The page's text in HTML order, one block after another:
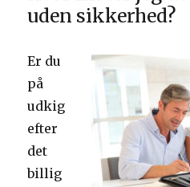
uden sikkerhed?
Er du
på
udkig
efter
det
billig